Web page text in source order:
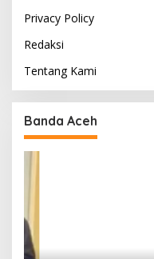
Privacy Policy
Redaksi
Tentang Kami
Banda Aceh